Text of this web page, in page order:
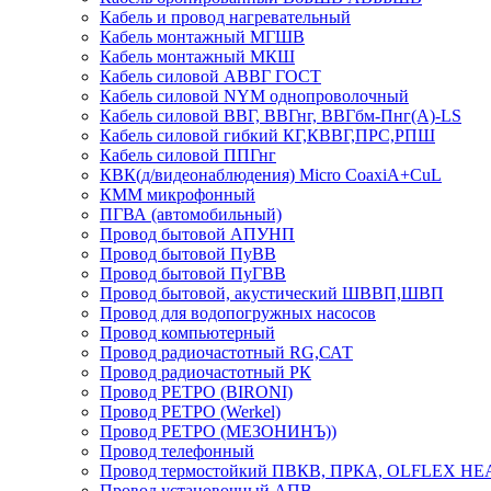
Кабель и провод нагревательный
Кабель монтажный МГШВ
Кабель монтажный МКШ
Кабель силовой АВВГ ГОСТ
Кабель силовой NYM однопроволочный
Кабель силовой ВВГ, ВВГнг, ВВГбм-Пнг(А)-LS
Кабель силовой гибкий КГ,КВВГ,ПРС,РПШ
Кабель силовой ППГнг
КВК(д/видеонаблюдения) Micro CoaxiA+CuL
КММ микрофонный
ПГВА (автомобильный)
Провод бытовой АПУНП
Провод бытовой ПуВВ
Провод бытовой ПуГВВ
Провод бытовой, акустический ШВВП,ШВП
Провод для водопогружных насосов
Провод компьютерный
Провод радиочастотный RG,САТ
Провод радиочастотный РК
Провод РЕТРО (BIRONI)
Провод РЕТРО (Werkel)
Провод РЕТРО (МЕЗОНИНЪ))
Провод телефонный
Провод термостойкий ПВКВ, ПРКА, OLFLEX